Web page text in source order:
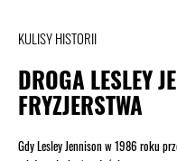
KULISY HISTORII
DROGA LESLEY
FRYZJERSTWA
Gdy Lesley Jennison w 1986 roku